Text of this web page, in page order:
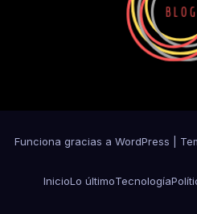
Funciona gracias a WordPress
InicioLo últimoTecnología